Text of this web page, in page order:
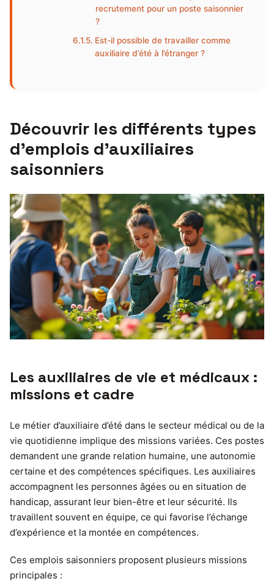
recrutement pour un poste saisonnier
?
Est-il possible de travailler comme
auxiliaire d’été à l’étranger ?
Découvrir les différents types
d’emplois d’auxiliaires
saisonniers
Les auxiliaires de vie et médicaux :
missions et cadre
Le métier d’auxiliaire d’été dans le secteur médical ou de la
vie quotidienne implique des missions variées. Ces postes
demandent une grande relation humaine, une autonomie
certaine et des compétences spécifiques. Les auxiliaires
accompagnent les personnes âgées ou en situation de
handicap, assurant leur bien-être et leur sécurité. Ils
travaillent souvent en équipe, ce qui favorise l’échange
d’expérience et la montée en compétences.
Ces emplois saisonniers proposent plusieurs missions
principales :